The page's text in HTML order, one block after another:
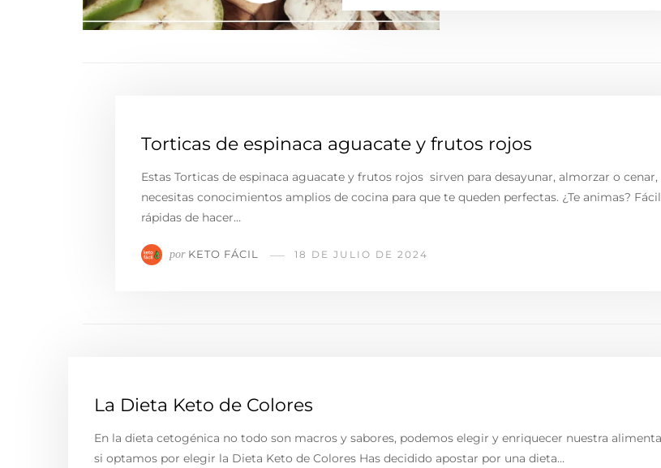
Torticas de espinaca aguacate y frutos rojos
Estas Torticas de espinaca aguacate y frutos rojos sirven para desayunar, almorzar o cenar,
necesitas conocimientos amplios de cocina para que te queden perfectas. ¿Te animas?
rápidas de hacer…
por KETO FÁCIL 18 DE JULIO DE 2024
La Dieta Keto de Colores
En la dieta cetogénica no todo son macros y sabores, podemos elegir y enriquecer nuestra
si optamos por elegir la Dieta Keto de Colores Has decidido apostar por una dieta…